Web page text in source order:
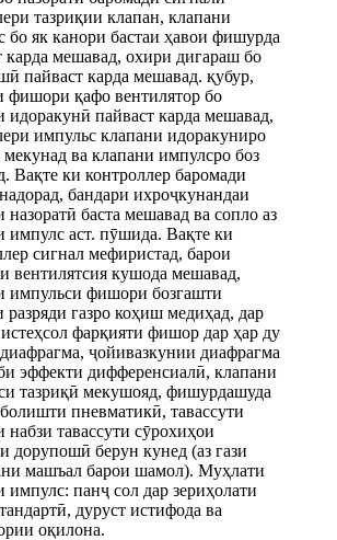
тазриқии клапан, клапани
бо як канори бастаи ҳавои фишурда
карда мешавад, охири дигараш бо
пайваст карда мешавад. қубур,
фишори қафо вентилятор бо
идоракунӣ пайваст карда мешавад,
импульс клапани идоракуниро
мекунад ва клапани импулсро боз
Вақте ки контроллер баромади
бандари ихроҷкунандаи
назоратӣ баста мешавад ва сопло аз
импулс аст. пӯшида. Вақте ки
сигнал мефиристад, барои
вентилятсия кушода мешавад,
импульси фишори бозгашти
газро коҳиш медиҳад, дар
фарқияти фишор дар ҳар ду
ҷойивазкунии диафрагма
эффекти дифференсиалӣ, клапани
тазриқӣ мекушояд, фишурдашуда
пневматикӣ, тавассути
набзи тавассути сӯрохиҳои
дорупошӣ берун кунед (аз гази
машъал барои шамол). Муҳлати
импулс: панҷ сол дар зериҳолати
дуруст истифода ва
оқилона.